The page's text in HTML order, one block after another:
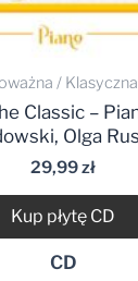
/ Klasyczna
Classic –
Olga
29,99zł
Kup płytę CD
CD